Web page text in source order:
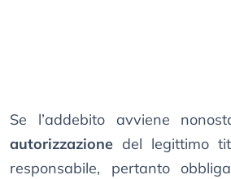
Se l’addebito avviene
autorizzazione del legittimo
responsabile, pertanto